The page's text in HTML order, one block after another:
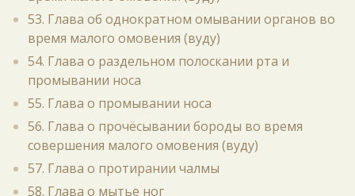
53. Глава об однократном омывании органов во
время малого омовения (вуду)
54. Глава о раздельном полоскании рта и
промывании носа
55. Глава о промывании носа
56. Глава о прочёсывании бороды во время
совершения малого омовения (вуду)
57. Глава о протирании чалмы
58. Глава о мытье ног